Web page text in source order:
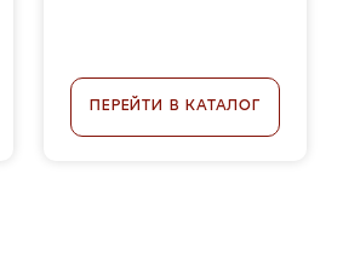
ПЕРЕЙТИ В КАТАЛОГ